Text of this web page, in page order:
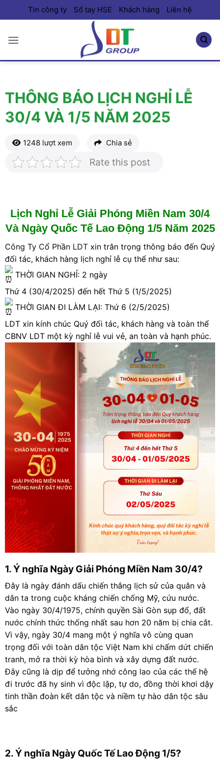
qua
dung
Tin công ty Sổ tay HSE Khách hàng Liên hệ
THÔNG BÁO LỊCH NGHỈ LỄ
30/4 VÀ 1/5 NĂM 2025
1248 lượt xem Chia sẻ
Rate this post
Lịch Nghỉ Lễ Giải Phóng Miền Nam 30/4
Và Ngày Quốc Tế Lao Động 1/5 Năm 2025
Công Ty Cổ Phần LDTxin trân trọng thông báo đến Quý
đối tác, khách hàng lịch nghỉ lễ cụ thể như sau:
THỜI GIAN NGHỈ: 2 ngày
Thứ 4 (30/4/2025) đến hết Thứ 5 (1/5/2025)
THỜI GIAN ĐI LÀM LẠI: Thứ 6 (2/5/2025)
LDT xin kính chúc Quý đối tác, khách hàng và toàn thể
CBNV LDT một kỳ nghỉ lễ vui vẻ, an toàn và hạnh phúc.
1. Ý nghĩa Ngày Giải Phóng Miền Nam 30/4?
Đây là ngày đánh dấu chiến thắng lịch sử của quân và
dân ta trong cuộc kháng chiến chống Mỹ, cứu nước.
Vào ngày 30/4/1975, chính quyền Sài Gòn sụp đổ, đất
nước chính thức thống nhất sau hơn 20 năm bị chia cắt.
Vì vậy, ngày 30/4 mang một ý nghĩa vô cùng quan
trọng đối với toàn dân tộc Việt Nam khi chấm dứt chiến
tranh, mở ra thời kỳ hòa bình và xây dựng đất nước.
Đây cũng là dịp để tưởng nhớ công lao của các thế hệ
đi trước đã hy sinh vì độc lập, tự do, đồng thời khơi dậy
tinh thần đoàn kết dân tộc và niềm tự hào dân tộc sâu
sắc
2. Ý nghĩa Ngày Quốc Tế Lao Động 1/5?